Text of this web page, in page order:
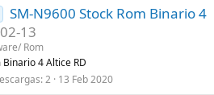
SM-N9600 Stock Rom Binario 4
13
Rom
4 Altice RD
2 13 Feb 2020